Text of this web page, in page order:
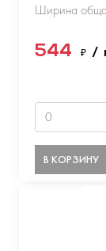
Ширина
544 ₽ /
В КОРЗИНУ